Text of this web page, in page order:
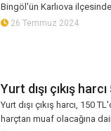
Bingöl'ün Karlıova
26 Temmuz 2024
Yurt dışı çıkış
Yurt dışı çıkış harcı, 150
harçtan muaf olacağına